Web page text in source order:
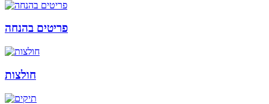
פריטים בהנחה
חולצות